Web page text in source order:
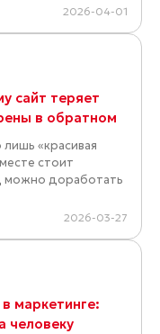
2026-04-01
сайт теряет
в обратном
«красивая
стоит
можно доработать
2026-03-27
маркетинге:
человеку